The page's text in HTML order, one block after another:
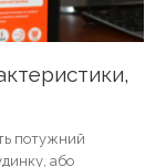
потужний
або